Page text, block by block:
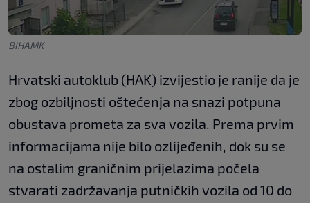
BIHAMK
Hrvatski autoklub (HAK) izvijestio je ranije da je
zbog ozbiljnosti oštećenja na snazi potpuna
obustava prometa za sva vozila. Prema prvim
informacijama nije bilo ozlijeđenih, dok su se
na ostalim graničnim prijelazima počela
stvarati zadržavanja putničkih vozila od 10 do